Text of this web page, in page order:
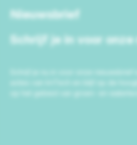
Nieuwsbrief
Schrijf je in voor